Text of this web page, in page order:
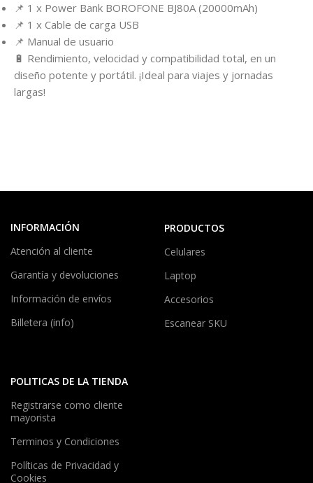
📌 1 x Power Bank BOROFONE BJ80A (20000mAh)
📌 1 x Cable de carga USB
📌 Manual de usuario
🔋 Rendimiento, velocidad y compatibilidad total, en un
diseño potente y portátil. ¡Ideal para viajes y jornadas
largas!
INFORMACIÓN
Atención al cliente
Garantía y devoluciones
Información de envíos
Billetera (info)
PRODUCTOS
Celulares
Laptop
Accesorios
Escanear SKU
POLITICAS DE LA TIENDA
Registrarse como cliente
mayorista
Terminos y Condiciones
Políticas de Privacidad y
Cookies